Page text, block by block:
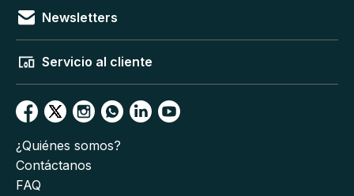
Newsletters
Servicio al cliente
¿Quiénes somos?
Contáctanos
FAQ